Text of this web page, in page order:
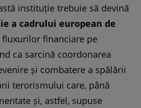
instituție trebuie să devină
a cadrului european de
fluxurilor financiare pe
ca sarcină coordonarea
și combatere a spălării
terorismului care, până
și, astfel, supuse